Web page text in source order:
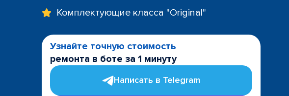
Комплектующие класса "Original"
Узнайте точную стоимость
ремонта в боте за 1 минуту
Написать в Telegram